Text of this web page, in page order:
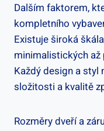
Dalším faktorem,
kompletního
Existuje široká
minimalistických až
Každý design a styl
složitosti a kvalitě
Rozměry dveří a